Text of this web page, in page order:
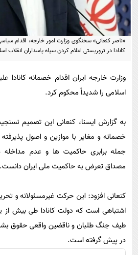
سفر و تفریح
اخبار کریپتو
گوناگون
سرگرمی
باشگاه مغز
فیلم
اقتصاد
سیاست
حوادث
محیط زیست
بین الملل
عصر ایران 2
داستان کوتاه
«ناصر کنعانی» سخنگوی وزارت امور خارجه، اقدام
کانادا در تروریستی اعلام کردن سپاه پاسداران انقلاب
وزارت خارجه ایران اقدام خصمانه کانادا
اسلامی را شدیداً محکوم کرد.
به گزارش ایسنا، کنعانی این تصمیم
خصمانه و مغایر با موازین و اصول
جمله برابری حاکمیت ها و عدم مداخله
مصداق تعرض به حاکمیت ملی ایران دانست.
کنعانی افزود: این حرکت غیرمسئولانه و
اشتباهی است که دولت کانادا طی بیش از
طیف جنگ طلبان و ناقضین واقعی حقوق بشر
در پیش گرفته‌ است.